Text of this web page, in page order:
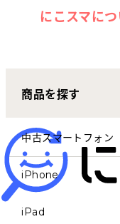
お客さまの声
にこスマ通信
マイページ
にこスマに
商品を探す
中古スマートフォン
iPhone
iPad